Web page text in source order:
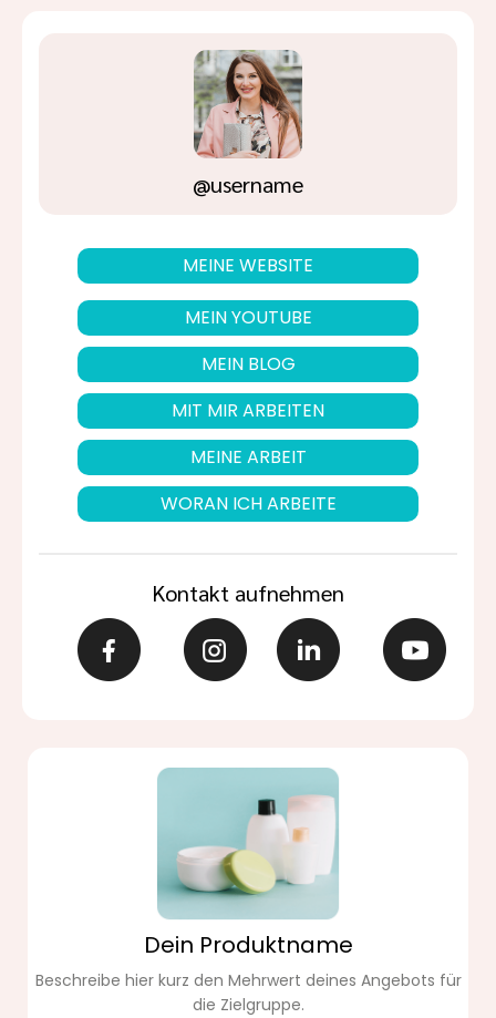
@username
MEINE WEBSITE
MEIN YOUTUBE
MEIN BLOG
MIT MIR ARBEITEN
MEINE ARBEIT
WORAN ICH ARBEITE
Kontakt aufnehmen
Dein Produktname
Beschreibe hier kurz den Mehrwert deines Angebots für
die Zielgruppe.